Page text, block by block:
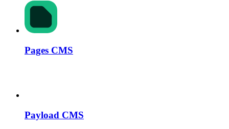
Pages CMS
Payload CMS